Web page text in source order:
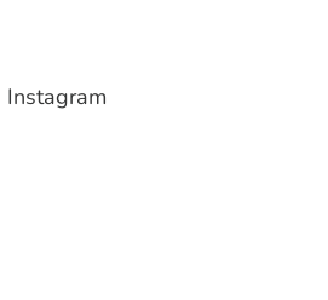
Instagram